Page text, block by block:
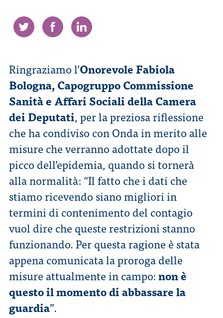
CONTATTI
ITA ENG
Ringraziamo l’Onorevole Fabiola
Bologna, Capogruppo Commissione
Sanità e Affari Sociali della Camera
dei Deputati, per la preziosa riflessione
che ha condiviso con Onda in merito alle
misure che verranno adottate dopo il
picco dell’epidemia, quando si tornerà
alla normalità: “Il fatto che i dati che
stiamo ricevendo siano migliori in
termini di contenimento del contagio
vuol dire che queste restrizioni stanno
funzionando. Per questa ragione è stata
appena comunicata la proroga delle
misure attualmente in campo:non è
questo il momento di abbassare la
guardia”.